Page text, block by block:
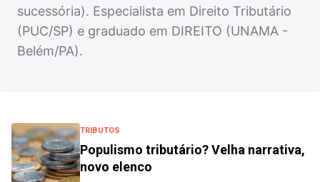
sucessória). Especialista em Direito Tributário
(PUC/SP) e graduado em DIREITO (UNAMA -
Belém/PA).
TRIBUTOS
Populismo tributário? Velha narrativa,
novo elenco